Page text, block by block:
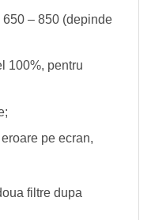
– 850 (depinde
100%, pentru
pe ecran,
filtre dupa